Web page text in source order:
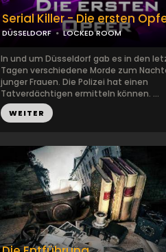
Serial Killer - Die ersten
DÜSSELDORF LOCKED ROOM
In und um Düsseldorf gab es in den
Tagen verschiedene Morde zum
junger Frauen. Die Polizei hat einen
Tatverdächtigen ermitteln können. ...
WEITER